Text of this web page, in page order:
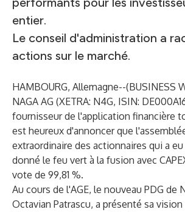
entier.
Le conseil d'administration a
actions sur le marché.
HAMBOURG, Allemagne--(BUSINESS
NAGA AG (XETRA: N4G, ISIN:
fournisseur de l'application financière
est heureux d'annoncer que
extraordinaire des actionnaires qui a eu
donné le feu vert à la fusion avec
vote de 99,81 %.
Au cours de l'AGE, le nouveau PDG de
Octavian Patrascu, a présenté sa